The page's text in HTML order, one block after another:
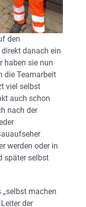
den
danach ein
haben sie nun
die Teamarbeit
viel selbst
auch schon
nach der
werden oder in
später selbst
machen
der